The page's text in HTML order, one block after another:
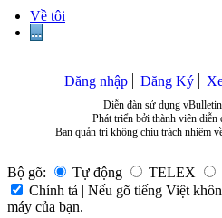
Về tôi
...
Đăng nhập Đăng Ký
Diễn đàn sử dụng
Phát triển bởi thành viên
Ban quản trị không chịu trách nhiệm
Bộ gõ: Tự động TELEX
Chính tả | Nếu gõ tiếng Việt
máy của bạn.